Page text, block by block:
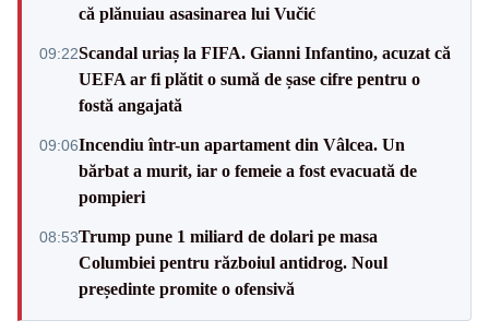
că plănuiau asasinarea lui Vučić
09:22Scandal uriaș la FIFA. Gianni Infantino, acuzat că
UEFA ar fi plătit o sumă de șase cifre pentru o
fostă angajată
09:06Incendiu într-un apartament din Vâlcea. Un
bărbat a murit, iar o femeie a fost evacuată de
pompieri
08:53Trump pune 1 miliard de dolari pe masa
Columbiei pentru războiul antidrog. Noul
președinte promite o ofensivă